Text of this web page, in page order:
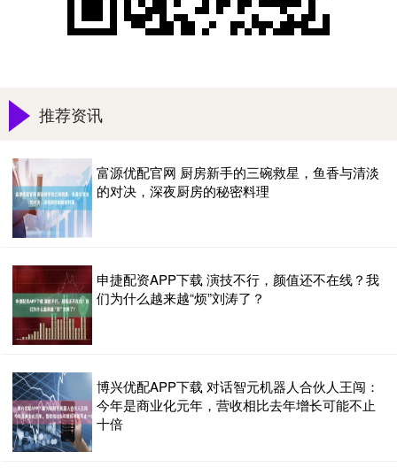
推荐资讯
富源优配官网 厨房新手的三碗救星，鱼香与清淡
的对决，深夜厨房的秘密料理
申捷配资APP下载 演技不行，颜值还不在线？我
们为什么越来越“烦”刘涛了？
博兴优配APP下载 对话智元机器人合伙人王闯：
今年是商业化元年，营收相比去年增长可能不止
十倍